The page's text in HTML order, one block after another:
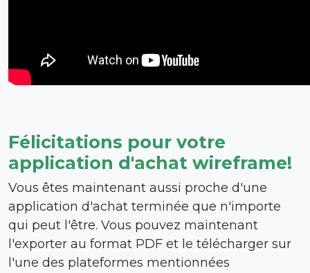
Félicitations pour votre
application d'achat wireframe!
Vous êtes maintenant aussi proche d'une
application d'achat terminée que n'importe
qui peut l'être. Vous pouvez maintenant
l'exporter au format PDF et le télécharger sur
l'une des plateformes mentionnées